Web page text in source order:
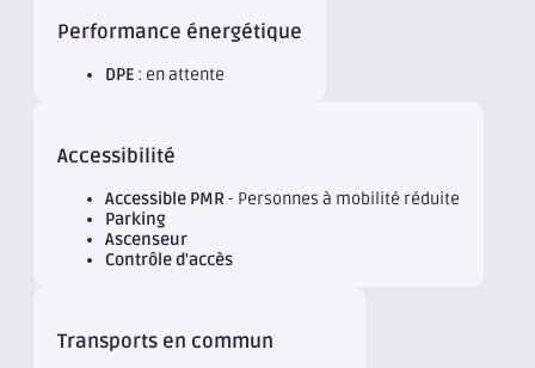
Performance énergétique
DPE : en attente
Accessibilité
Accessible PMR - Personnes à mobilité réduite
Parking
Ascenseur
Contrôle d'accès
Transports en commun